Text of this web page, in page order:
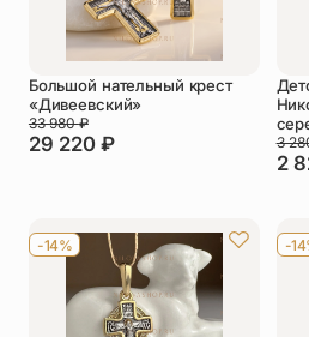
Нательные
крестики
Образки
именные
Упаковка
Чётки
Большой нательный крест
«Дивеевский»
29 220 ₽
33 980₽
2
3
-14% -